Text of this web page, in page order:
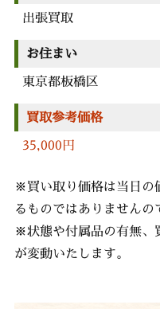
出張買取
お住まい
東京都板橋区
買取参考価格
35,000円
※買い取り価格は当日の
るものではありませんの
※状態や付属品の有無、
が変動いたします。